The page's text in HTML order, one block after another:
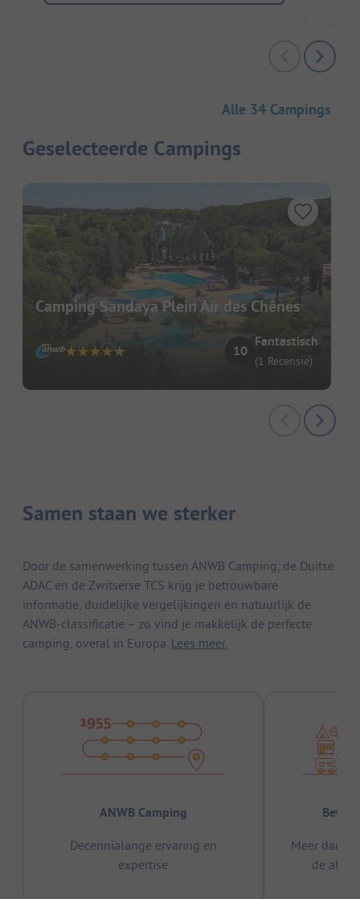
Alle 34 Campings
Geselecteerde Campings
Camping Sandaya Plein Air des Chênes
10
Fantastisch
(1 Recensie)
Samen staan we sterker
Door de samenwerking tussen ANWB Camping, de Duitse
ADAC en de Zwitserse TCS krijg je betrouwbare
informatie, duidelijke vergelijkingen én natuurlijk de
ANWB-classificatie – zo vind je makkelijk de perfecte
camping, overal in Europa. Lees meer.
ANWB Camping
Decennialange ervaring en
expertise
Meer dan
de